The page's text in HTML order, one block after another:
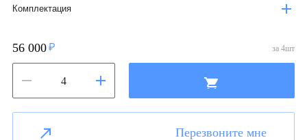
Комплектация
56 000 за 4шт
Перезвоните мне